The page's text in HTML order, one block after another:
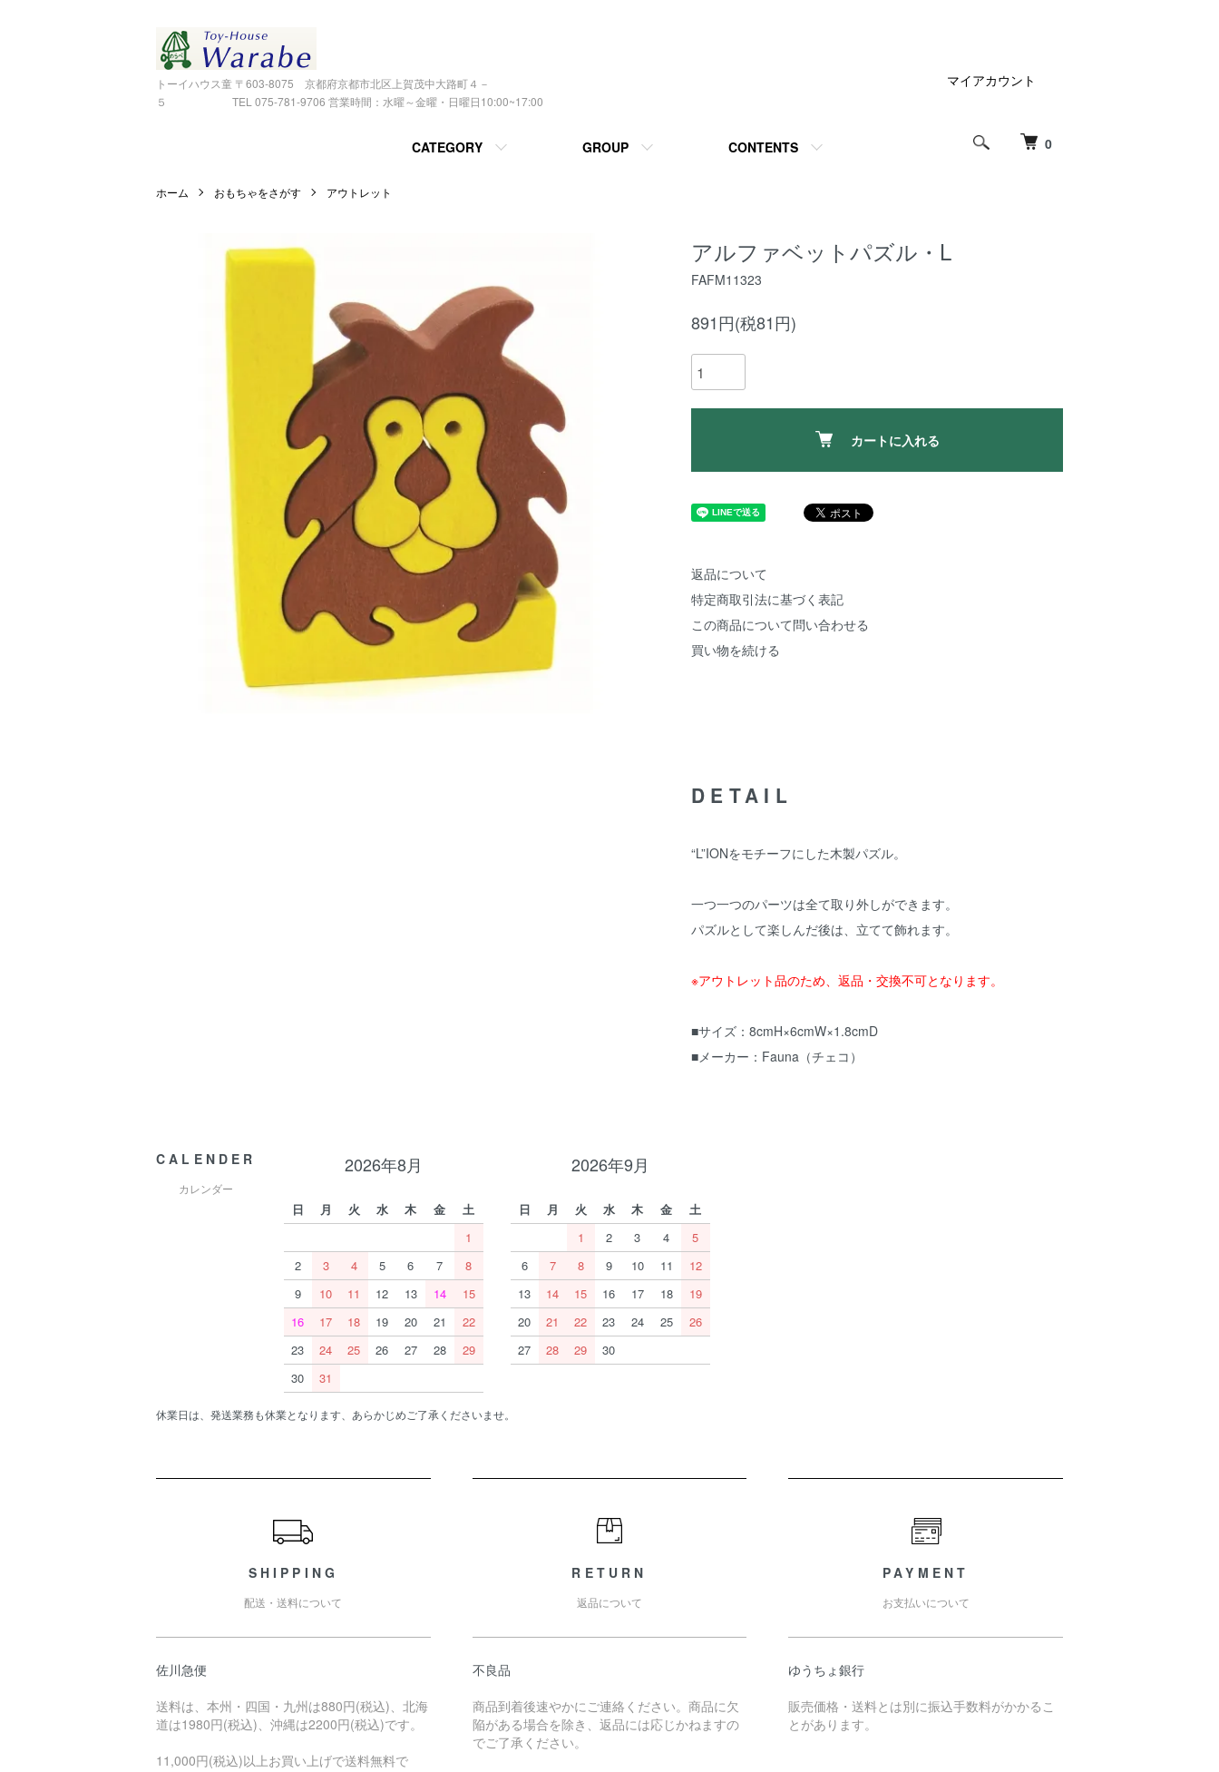
トーイハウス童 〒603-8075 京都府京都市北区上賀茂中大路町４－
５ TEL 075-781-9706 営業時間：水曜～金曜・日曜日10:00~17:00
0
CATEGORY GROUP CONTENTS
マイアカウント
ホーム おもちゃをさがす アウトレット
アルファベットパズル・L
FAFM11323
891円(税81円)
カートに入れる
返品について
特定商取引法に基づく表記
この商品について問い合わせる
買い物を続ける
DETAIL
“L”IONをモチーフにした木製パズル。
一つ一つのパーツは全て取り外しができます。
パズルとして楽しんだ後は、立てて飾れます。
※アウトレット品のため、返品・交換不可となります。
■サイズ：8cmH×6cmW×1.8cmD
■メーカー：Fauna（チェコ）
CALENDER
カレンダー
2026年8月
日 月 火 水 木 金
土
1
2
3 4 5 6 7
8
9
10 11 12 13 14
15
16
17 18 19 20 21
22
23
24 25 26 27 28
29
30
31
2026年9月
日 月 火 水 木 金
土
1
2 3 4
5
6
7 8 9 10 11
12
13
14 15 16 17 18
19
20
21 22 23 24 25
26
27
28 29 30
休業日は、発送業務も休業となります、あらかじめご了承くださいませ。
SHIPPING
配送・送料について
佐川急便
送料は、本州・四国・九州は880円(税込)、北海
道は1980円(税込)、沖縄は2200円(税込)です。
11,000円(税込)以上お買い上げで送料無料で
RETURN
返品について
不良品
商品到着後速やかにご連絡ください。商品に欠
陥がある場合を除き、返品には応じかねますの
でご了承ください。
PAYMENT
お支払いについて
ゆうちょ銀行
販売価格・送料とは別に振込手数料がかかるこ
とがあります。